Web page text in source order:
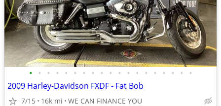
• • • • • • • • • • • • • • • • • • •
2009 Harley-Davidson FXDF - Fat Bob
7/15 16k mi WE CAN FINANCE YOU